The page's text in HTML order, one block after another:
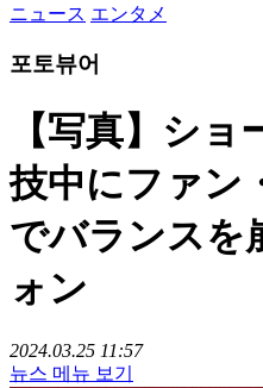
ニュース エンタメ
포토뷰어
【写真】シ
技中にファン
でバランスを
ォン
2024.03.25 11:57
뉴스 메뉴 보기